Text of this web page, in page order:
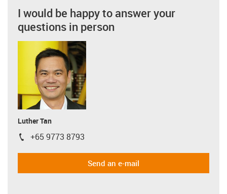
I would be happy to answer your
questions in person
Luther Tan
igus-icon-phone
+65 9773 8793
Send an e-mail